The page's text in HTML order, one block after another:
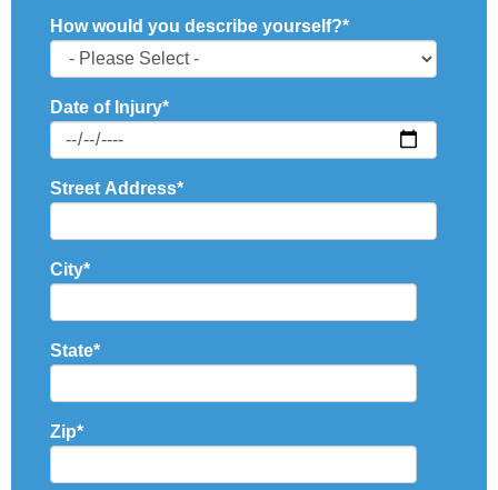
How would you describe yourself?*
Date of Injury*
Street Address*
City*
State*
Zip*